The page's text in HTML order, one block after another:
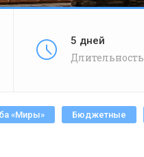
5 дней
Длительность
«Миры» Бюджетные